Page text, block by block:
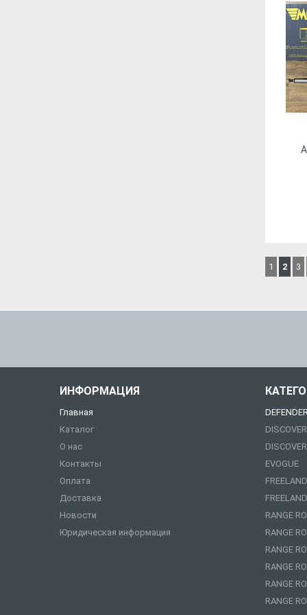
1 2 3
ИНФОРМАЦИЯ
Главная
Каталог
О нас
Контакты
Оплата
Доставка
Новости
Юридическая информация
EVOGUE
RANGE
RANGE
RANGE
RANGE
RANGE
RANGE